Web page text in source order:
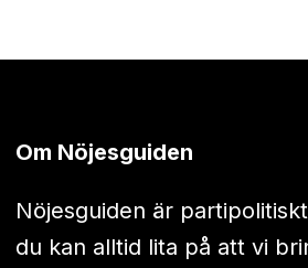
Om Nöjesguiden
Nöjesguiden är
du kan alltid lita på att vi